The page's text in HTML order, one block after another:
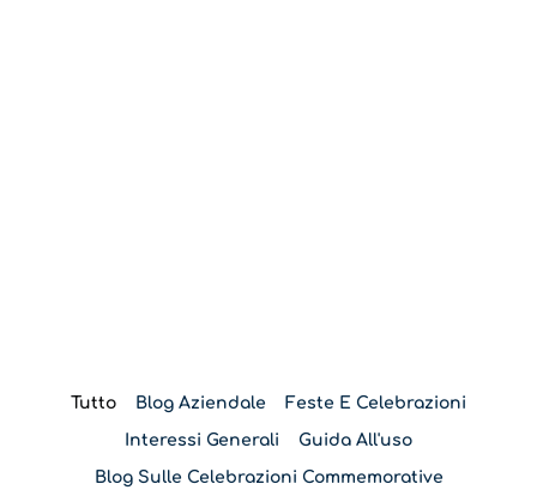
Blog Aziendale Feste E Celebrazioni
Interessi Generali Guida All'uso
Blog Sulle Celebrazioni Commemorative
Tutto